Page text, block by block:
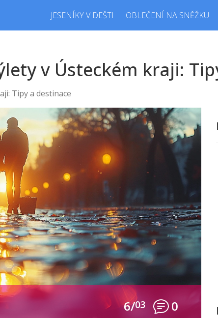
JESENÍKY V DEŠTI OBLEČENÍ NA SNĚŽKU
v Ústeckém kraji:
Tipy a destinace
6/03 0